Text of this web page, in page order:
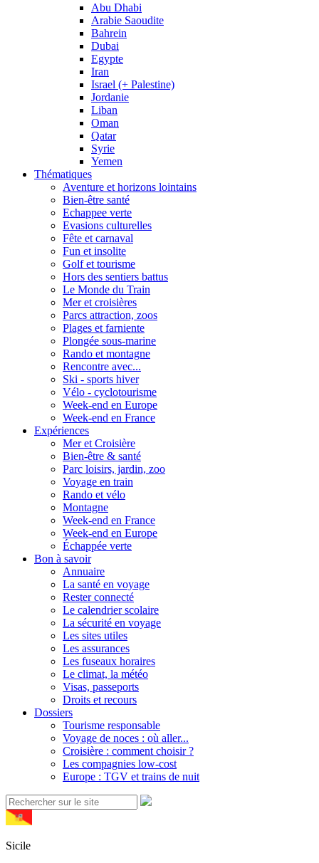
Abu Dhabi
Arabie Saoudite
Bahrein
Dubai
Egypte
Iran
Israel (+ Palestine)
Jordanie
Liban
Oman
Qatar
Syrie
Yemen
Thématiques
Aventure et horizons lointains
Bien-être santé
Echappee verte
Evasions culturelles
Fête et carnaval
Fun et insolite
Golf et tourisme
Hors des sentiers battus
Le Monde du Train
Mer et croisières
Parcs attraction, zoos
Plages et farniente
Plongée sous-marine
Rando et montagne
Rencontre avec...
Ski - sports hiver
Vélo - cyclotourisme
Week-end en Europe
Week-end en France
Expériences
Mer et Croisière
Bien-être & santé
Parc loisirs, jardin, zoo
Voyage en train
Rando et vélo
Montagne
Week-end en France
Week-end en Europe
Échappée verte
Bon à savoir
Annuaire
La santé en voyage
Rester connecté
Le calendrier scolaire
La sécurité en voyage
Les sites utiles
Les assurances
Les fuseaux horaires
Le climat, la météo
Visas, passeports
Droits et recours
Dossiers
Tourisme responsable
Voyage de noces : où aller...
Croisière : comment choisir ?
Les compagnies low-cost
Europe : TGV et trains de nuit
Sicile